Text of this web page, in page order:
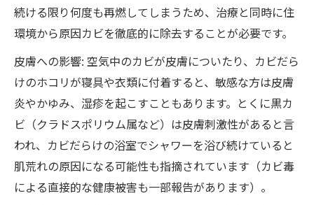
続ける限り何度も再燃してしまうため、治療と同時に住
環境から原因カビを徹底的に除去することが必要です。
皮膚への影響: 空気中のカビが皮膚についたり、カビだら
けのホコリが寝具や衣類に付着すると、敏感な方は皮膚
炎やかゆみ、湿疹を起こすこともあります。とくに黒カ
ビ（クラドスポリウム属など）は皮膚刺激性があると言
われ、カビだらけの浴室でシャワーを浴び続けていると
肌荒れの原因になる可能性も指摘されています（カビ毒
による直接的な健康被害も一部報告があります）。